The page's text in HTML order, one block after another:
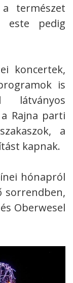
természet
este pedig
koncertek,
is
látványos
Rajna parti
a
kapnak.
hónapról
sorrendben,
Oberwesel